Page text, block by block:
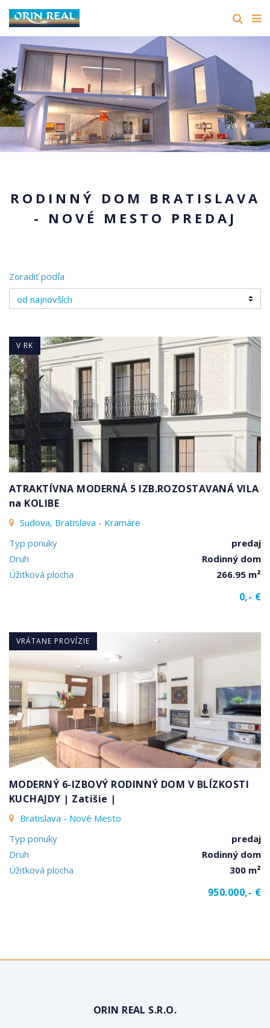
RODINNÝ DOM BRATISLAVA
- NOVÉ MESTO PREDAJ
Zoradiť podľa
V RK
ATRAKTÍVNA MODERNÁ 5 IZB.ROZOSTAVANÁ VILA
na KOLIBE
Sudova, Bratislava - Kramáre
Typ ponuky
predaj
Druh
Rodinný dom
Úžitková plocha
266.95 m²
0,- €
VRÁTANE PROVÍZIE
MODERNÝ 6-IZBOVÝ RODINNÝ DOM V BLÍZKOSTI
KUCHAJDY | Zatišie |
Bratislava - Nové Mesto
Typ ponuky
predaj
Druh
Rodinný dom
Úžitková plocha
300 m²
950.000,- €
ORIN REAL S.R.O.